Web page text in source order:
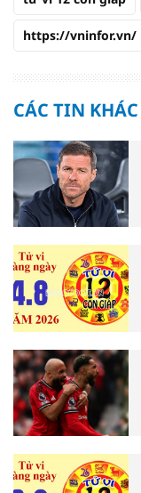
https://vninfor.vn/
CÁC TIN KHÁC